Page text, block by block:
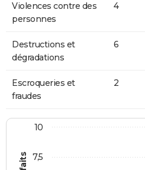
Violences contre des
personnes
4
Destructions et
dégradations
6
Escroqueries et
fraudes
2
7,5
10